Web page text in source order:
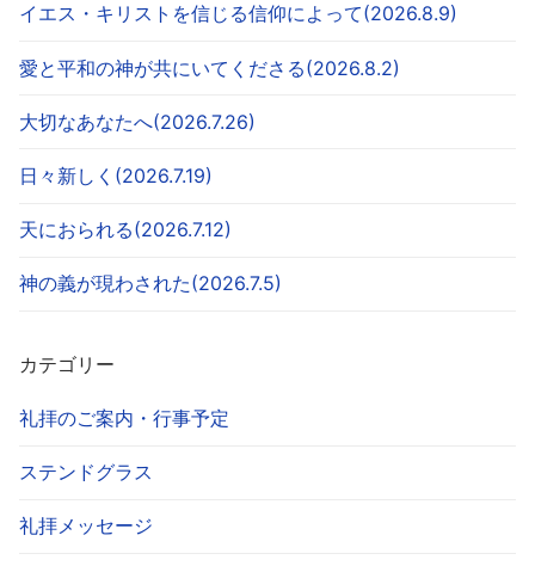
イエス・キリストを信じる信仰によって(2026.8.9)
愛と平和の神が共にいてくださる(2026.8.2)
大切なあなたへ(2026.7.26)
日々新しく(2026.7.19)
天におられる(2026.7.12)
神の義が現わされた(2026.7.5)
カテゴリー
礼拝のご案内・行事予定
ステンドグラス
礼拝メッセージ